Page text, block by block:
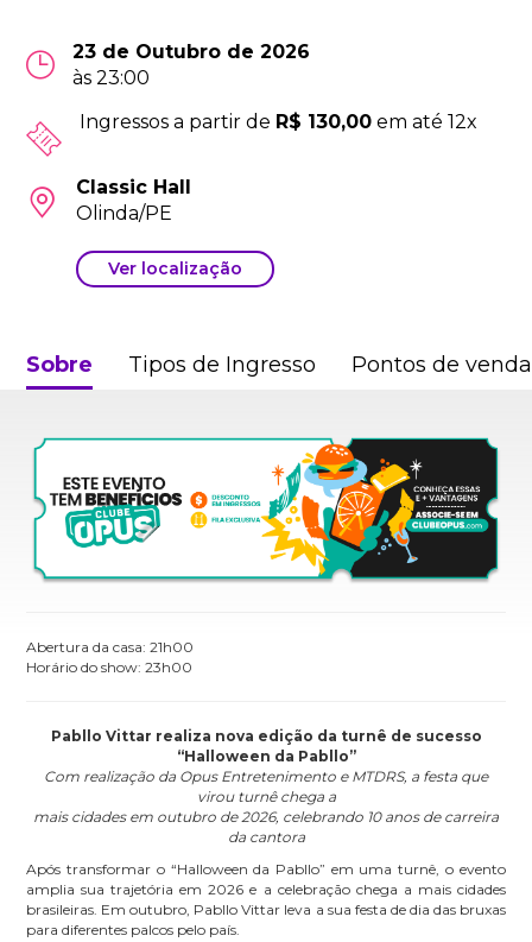
23 de Outubro de 2026
às 23:00
Ingressos a partir de R$ 130,00 em até 12x
Classic Hall
Olinda/PE
Ver localização
Sobre Tipos de Ingresso Pontos de venda
Abertura da casa: 21h00
Horário do show: 23h00
Pabllo Vittar realiza nova edição da turnê de sucesso
“Halloween da Pabllo”
Com realização da Opus Entretenimento e MTDRS, a festa que
virou turnê chega a
mais cidades em outubro de 2026, celebrando 10 anos de carreira
da cantora
Após transformar o “Halloween da Pabllo” em uma turnê, o evento
amplia sua trajetória em 2026 e a celebração chega a mais cidades
brasileiras. Em outubro, Pabllo Vittar leva a sua festa de dia das bruxas
para diferentes palcos pelo país.